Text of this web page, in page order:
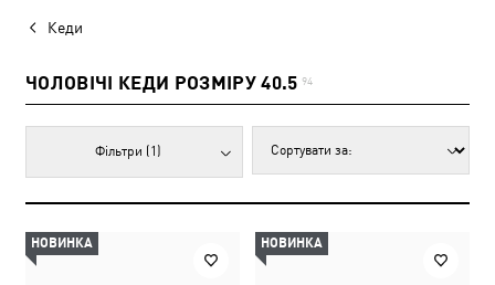
Кеди
ЧОЛОВІЧІ КЕДИ РОЗМІРУ 40.5 94
Фільтри (1)
НОВИНКА НОВИНКА